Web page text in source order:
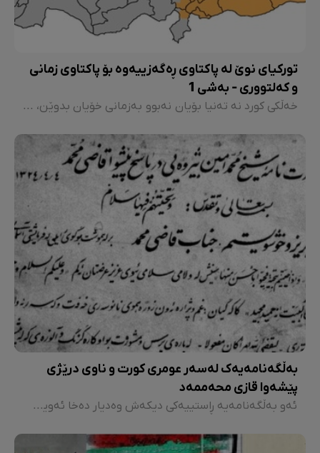
تورکیای نوێ لە پاکتاوی ڕەگەزییەوە بۆ پاکتاوی زمانی
و کەلتووری - بەشی 1
خەڵکی کورد نە تەنیا بۆیان نەبوو بەزمانی خۆیان بدوێن، بەڵکوو لە ئەساسدا، بوونی زمانێک بە ناوی زمانی کوردی و نەتەوەیەک بە ناوی کورد و تەنانەت خاک و سەرزەمینێک بە ناوی کوردستان حاشای لێ کرا. بە پانەوە کوردستان بوو بە ڕۆژهەڵاتی ئەنەدۆڵ و کەس بۆی نەبوو ناوی کوردستان بەسەر زاردا بێنێ و شوناسی نەتەوەییشیان حاشای لێ کرا و بە تورکە چیاییەکان ناویان برا، کە تورکییان لە بیر چۆتەوە
بەڵگەنامەیەک لەسەر عومری کورت و ناوی درێژی
پێشەوا قازی محەممەد
ئەو بەڵگەنامەیە ڕاستییەکی دیکەش وەدیار دەخا ئەویش ئەوەیە؛ کە پێشەوا ئەگەرچی بۆخۆی هێزێکی گەورەی مەعنەوی و کۆمەڵایەتی و سیاسیی هەبووە، بەڵام سیاسەتمەدارێکی تاکڕەو نەبووە، بەڵکوو بڕوای بە ڕاوێژ و بیری بەکۆمەڵ بووە. پرسی بە چین و توێژە سەردەرچووەکانی سەردەمی خۆی کردووە و لەدوای ئەو پڕۆسانە بڕیاری مێژووییی خۆی داوە و کۆماری کوردستانی ڕاگەیاندووە. بڕیارێک کە تا ئێستاش یەکێک لە خاڵە درەوشاوەکانی ژیانی سیاسیی کوردە.